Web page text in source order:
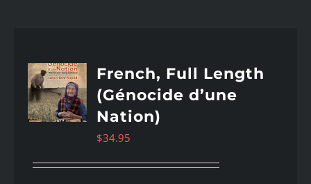
French, Full Length
(Génocide d’une
Nation)
$34.95